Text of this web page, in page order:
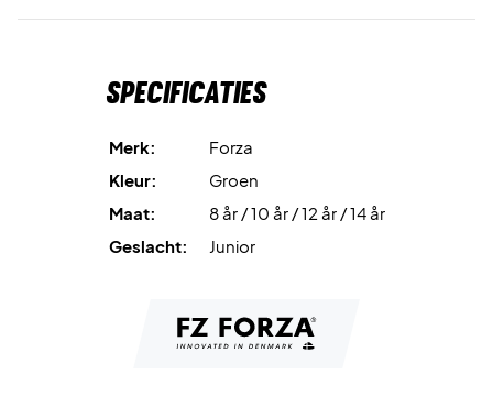
Specificaties
Merk:
Forza
Kleur:
Groen
Maat:
8 år / 10 år / 12 år / 14 år
Geslacht:
Junior